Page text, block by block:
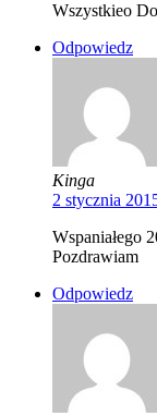
Wszystkieo
Odpowiedz
Kinga
2 stycznia
Wspaniałego
Pozdrawiam
Odpowiedz